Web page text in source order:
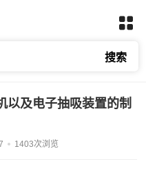
搜索
以及电子抽吸装置的制
1403次浏览